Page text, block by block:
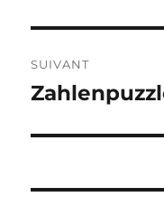
SUIVANT
Publication